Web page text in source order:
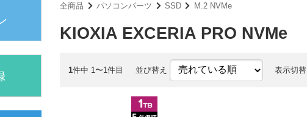
全商品 パソコンパーツ SSD M.2 NVMe
KIOXIA EXCERIA PRO NVMe
1件中 1〜1件目 並び替え 表示切替